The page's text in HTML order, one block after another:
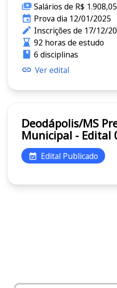
Salários de R$
Prova dia 12/01/2025
Inscrições de 17/12/
92 horas de estudo
6 disciplinas
Ver edital
Deodápolis/MS Prefeitura
Municipal - Edital
Edital Publicado